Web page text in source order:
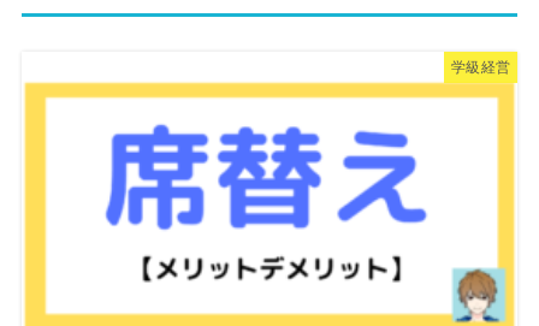
学級経営